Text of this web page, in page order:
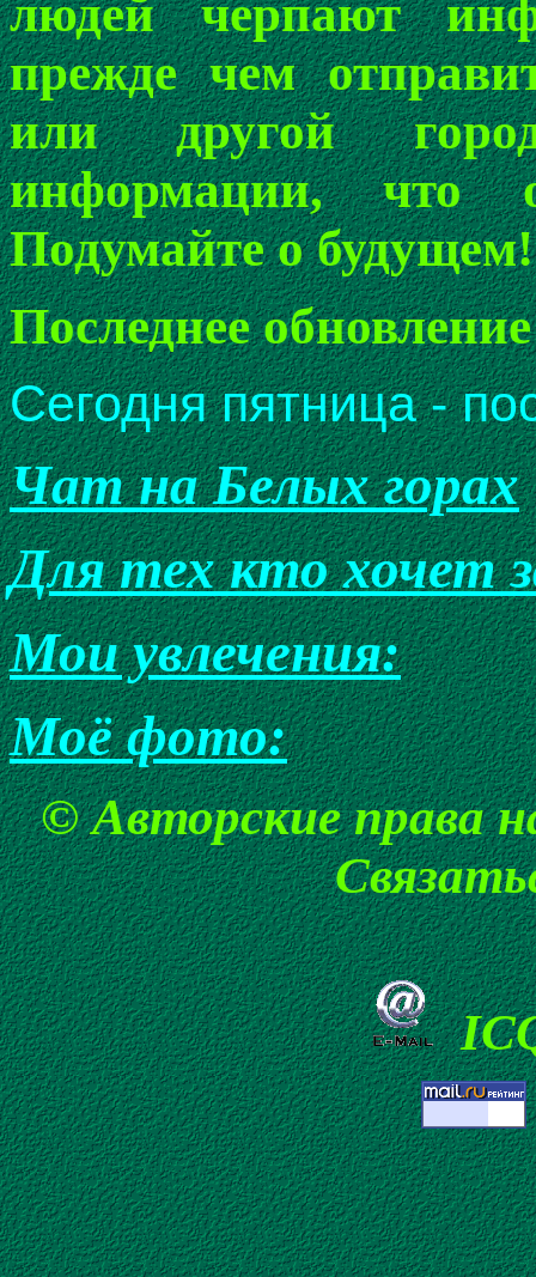
людей черпают
прежде чем
или другой
информации, что
Подумайте о
Последнее
Сегодня пятница -
Чат на Белых горах
Для тех кто хочет
Мои увлечения:
Моё фото:
© Авторские права